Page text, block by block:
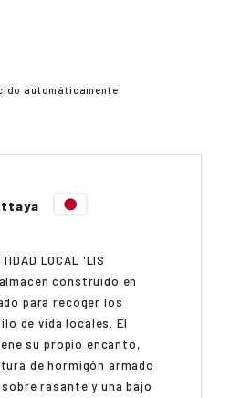
automáticamente.
LOCAL 'LIS
construido en
para recoger los
de vida locales. El
su propio encanto,
de hormigón armado
rasante y una bajo